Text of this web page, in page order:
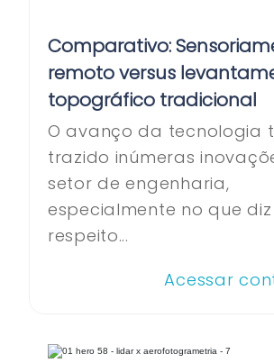
Comparativo:
remoto versus
topográfico tradicional
O avanço da tecnologia
trazido inúmeras
setor de engenharia,
especialmente no que diz
respeito...
Acessar